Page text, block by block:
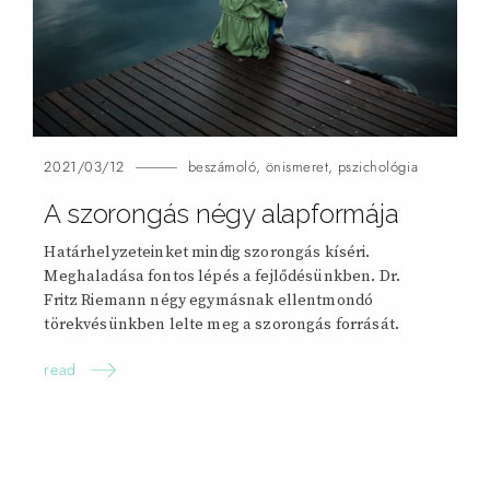
2021/03/12 beszámoló, önismeret, pszichológia
A szorongás négy alapformája
Határhelyzeteinket mindig szorongás kíséri.
Meghaladása fontos lépés a fejlődésünkben. Dr.
Fritz Riemann négy egymásnak ellentmondó
törekvésünkben lelte meg a szorongás forrását.
read